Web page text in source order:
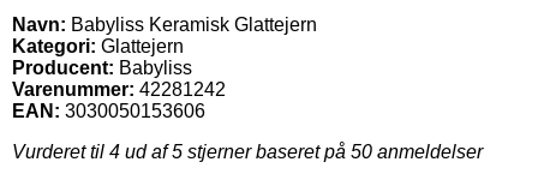
Navn: Babyliss Keramisk Glattejern
Kategori: Glattejern
Producent: Babyliss
Varenummer: 42281242
EAN: 3030050153606
Vurderet til 4 ud af 5 stjerner baseret på 50 anmeldelser